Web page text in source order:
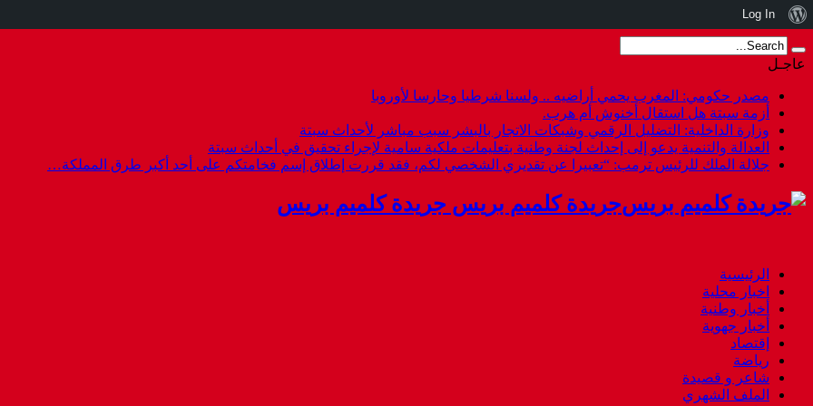
عاجـل
مصدر حكومي: المغرب يحمي أراضيه .. ولسنا شرطيا وحارسا لأوروبا
أزمة سبتة هل استقال أخنوش أم هرب.
وزارة الداخلية: التضليل الرقمي وشبكات الاتجار بالبشر سبب مباشر لأحداث سبتة
العدالة والتنمية يدعو إلى إحداث لجنة وطنية بتعليمات ملكية سامية لإجراء تحقيق في أحداث سبتة
جلالة الملك للرئيس ترمب: “تعبيرا عن تقديري الشخصي لكم، فقد قررت إطلاق إسم فخامتكم على أحد أكبر طرق المملكة…
جريدة كلميم بريس جريدة كلميم بريس
الرئيسية
اخبار محلية
أخبار وطنية
أخبار جهوية
إقتصاد
رياضة
شاعر و قصيدة
الملف الشهري
نبذة
عن
ووردبريس
Log In